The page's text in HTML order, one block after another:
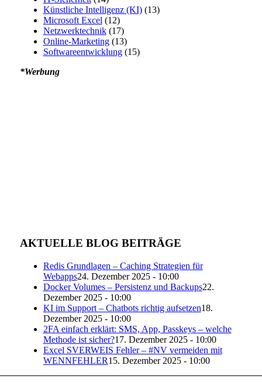
Künstliche Intelligenz (KI)(13)
Microsoft Excel(12)
Netzwerktechnik(17)
Online-Marketing(13)
Softwareentwicklung(15)
*Werbung
AKTUELLE BLOG BEITRÄGE
Redis Grundlagen – Caching Strategien für
Webapps24. Dezember 2025 - 10:00
Docker Volumes – Persistenz und Backups22.
Dezember 2025 - 10:00
KI im Support – Chatbots richtig aufsetzen18.
Dezember 2025 - 10:00
2FA einfach erklärt: SMS, App, Passkeys – welche
Methode ist sicher?17. Dezember 2025 - 10:00
Excel SVERWEIS Fehler – #NV vermeiden mit
WENNFEHLER15. Dezember 2025 - 10:00